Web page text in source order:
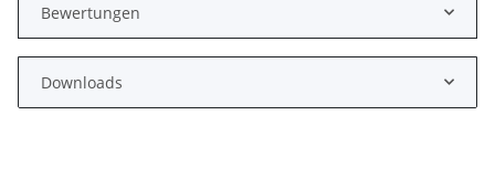
Bewertungen
Downloads